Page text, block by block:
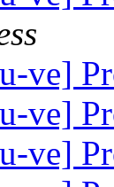
ve]
ve]
ve]